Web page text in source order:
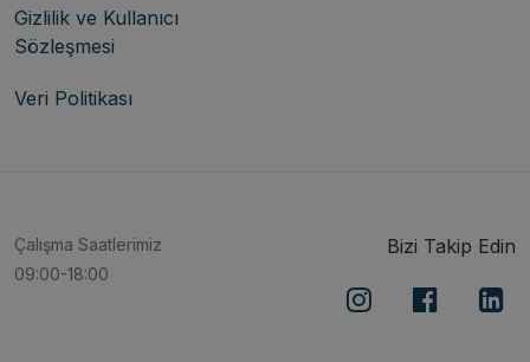
Gizlilik ve Kullanıcı
Sözleşmesi
Veri Politikası
Çalışma Saatlerimiz
09:00-18:00
Bizi Takip Edin